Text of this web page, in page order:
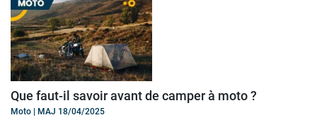
Que faut-il savoir avant de camper à moto ?
Moto | MAJ 18/04/2025